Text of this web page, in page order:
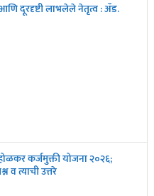
दूरदृष्टी लाभलेले नेतृत्व : ॲड.
कर्जमुक्ती योजना २०२६;
व त्याची उत्तरे